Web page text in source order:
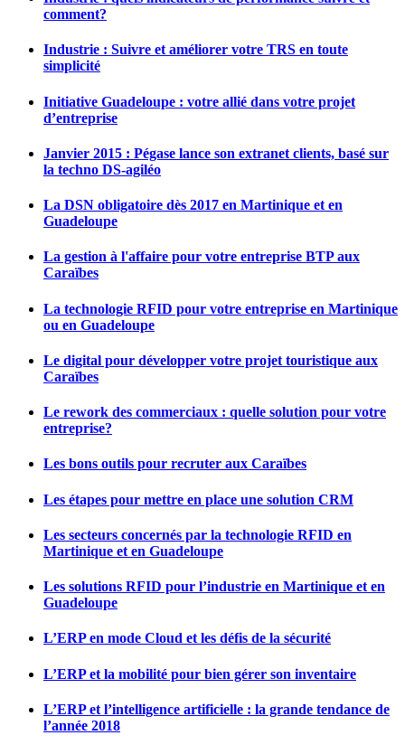
comment?
Industrie : Suivre et améliorer votre TRS en toute
simplicité
Initiative Guadeloupe : votre allié dans votre projet
d’entreprise
Janvier 2015 : Pégase lance son extranet clients, basé sur
la techno DS-agiléo
La DSN obligatoire dès 2017 en Martinique et en
Guadeloupe
La gestion à l'affaire pour votre entreprise BTP aux
Caraïbes
La technologie RFID pour votre entreprise en Martinique
ou en Guadeloupe
Le digital pour développer votre projet touristique aux
Caraïbes
Le rework des commerciaux : quelle solution pour votre
entreprise?
Les bons outils pour recruter aux Caraïbes
Les étapes pour mettre en place une solution CRM
Les secteurs concernés par la technologie RFID en
Martinique et en Guadeloupe
Les solutions RFID pour l’industrie en Martinique et en
Guadeloupe
L’ERP en mode Cloud et les défis de la sécurité
L’ERP et la mobilité pour bien gérer son inventaire
L’ERP et l’intelligence artificielle : la grande tendance de
l’année 2018